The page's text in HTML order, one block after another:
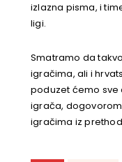
izlazna pisma, i
ligi.
Smatramo da
igračima, ali i
poduzet ćemo sve
igrača,
igračima iz